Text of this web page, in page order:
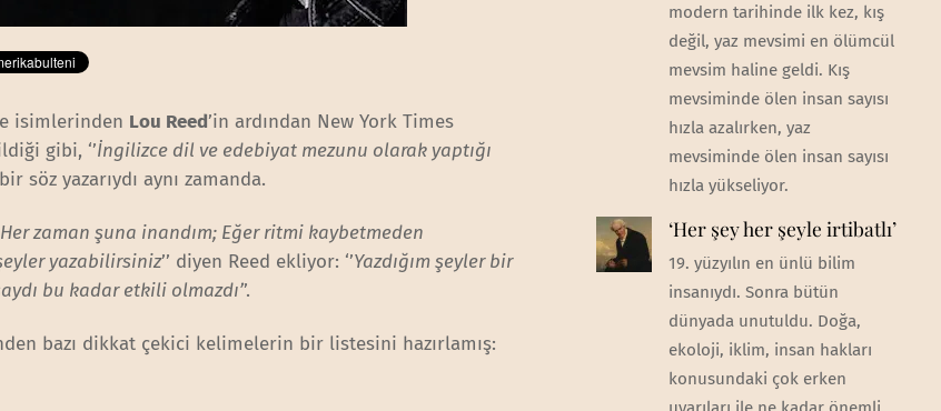
isimlerinden Lou Reed’in ardından New York Times
gibi, ‘’İngilizce dil ve edebiyat mezunu olarak yaptığı
bir söz yazarıydı aynı zamanda.
Her zaman şuna inandım; Eğer ritmi kaybetmeden
yazabilirsiniz’’ diyen Reed ekliyor: ‘’Yazdığım şeyler bir
bu kadar etkili olmazdı’’.
bazı dikkat çekici kelimelerin bir listesini hazırlamış:
modern tarihinde ilk kez, kış
değil, yaz mevsimi en ölümcül
mevsim haline geldi. Kış
mevsiminde ölen insan sayısı
hızla azalırken, yaz
mevsiminde ölen insan sayısı
hızla yükseliyor.
‘Her şey her şeyle irtibatlı’
19. yüzyılın en ünlü bilim
insanıydı. Sonra bütün
dünyada unutuldu. Doğa,
ekoloji, iklim, insan hakları
konusundaki çok erken